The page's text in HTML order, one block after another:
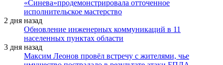
«Синева»продемонстрировала отточенное
исполнительское мастерство
2 дня назад
Обновление инженерных коммуникаций в 11
населенных пунктах области
3 дня назад
Максим Леонов провёл встречу с жителями, чье